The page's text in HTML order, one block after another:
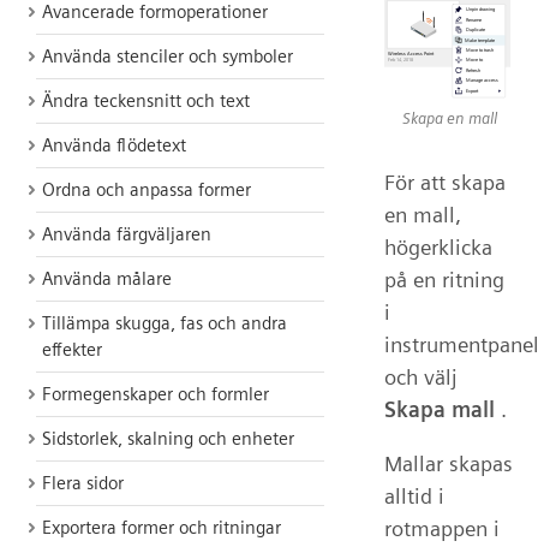
Avancerade formoperationer
Använda stenciler och symboler
Ändra teckensnitt och text
Använda flödetext
Ordna och anpassa former
Använda färgväljaren
Använda målare
Tillämpa skugga, fas och andra
effekter
Formegenskaper och formler
Sidstorlek, skalning och enheter
Flera sidor
Exportera former och ritningar
Skapa en mall
För att skapa
en mall,
högerklicka
på en ritning
i
och välj
Skapa mall
.
Mallar skapas
alltid i
rotmappen i